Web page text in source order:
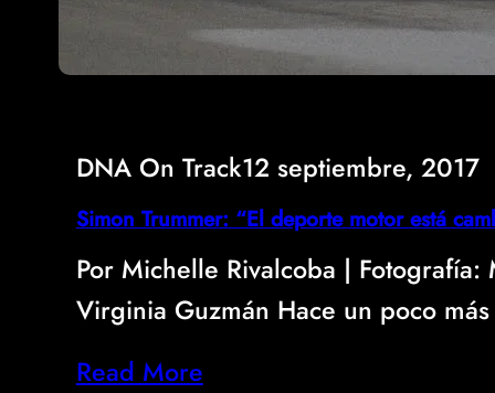
DNA On Track12 septiembre, 2017
Simon Trummer: “El deporte motor está
Por Michelle Rivalcoba |
Virginia Guzmán Hace un poco
Read More